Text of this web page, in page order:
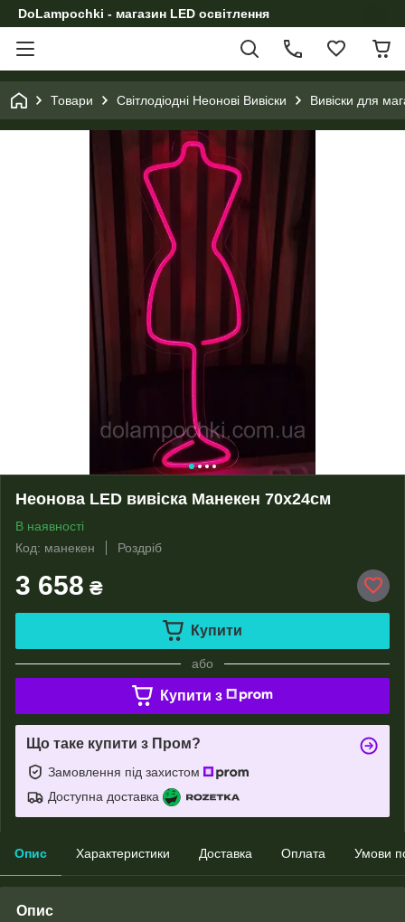
DoLampochki - магазин LED освітлення
Товари Світлодіодні Неонові Вивіски Вивіски для
Неонова LED вивіска Манекен 70х24см
В наявності
Код: манекен
Роздріб
3 658 ₴
Купити
або
Купити з
Що таке купити з Пром?
Замовлення під захистом
Доступна доставка
Опис Характеристики Доставка Оплата Умови
Опис